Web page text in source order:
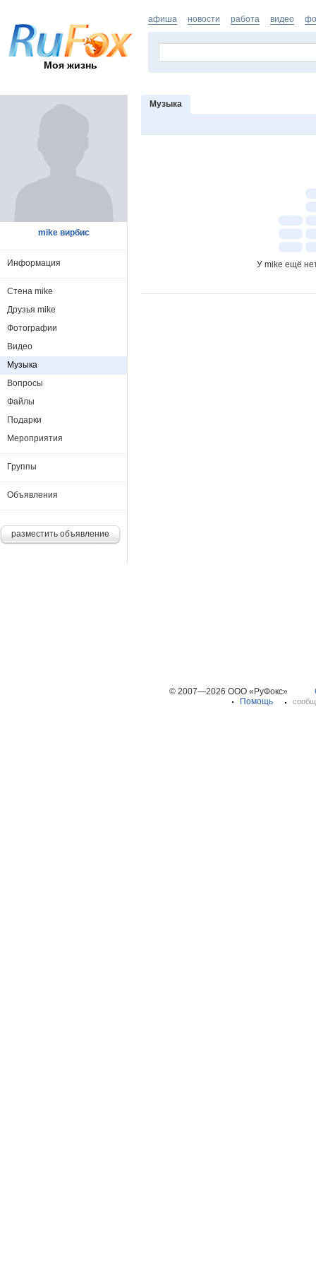
Моя жизнь
афиша новости работа видео
Музыка
У mike ещё
mike вирбис
Информация
Стена mike
Друзья mike
Фотографии
Видео
Музыка
Вопросы
Файлы
Подарки
Мероприятия
Группы
Объявления
разместить объявление
© 2007—2026 ООО «РуФокс»
Помощь